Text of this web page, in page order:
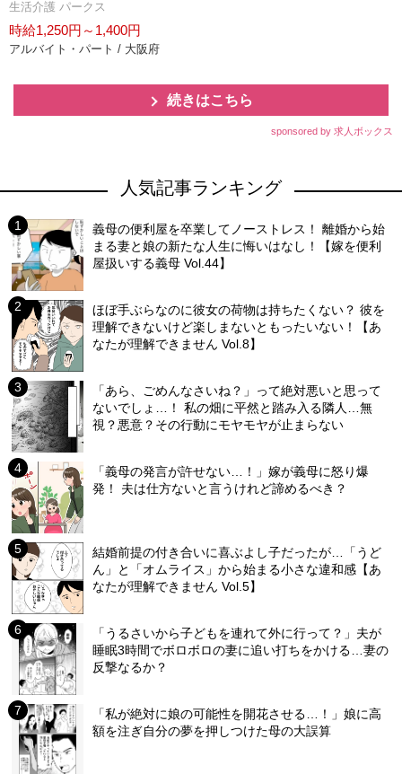
生活介護 パークス
時給1,250円～1,400円
アルバイト・パート / 大阪府
続きはこちら
sponsored by 求人ボックス
人気記事ランキング
義母の便利屋を卒業してノーストレス！ 離婚から始
まる妻と娘の新たな人生に悔いはなし！【嫁を便利
屋扱いする義母 Vol.44】
ほぼ手ぶらなのに彼女の荷物は持ちたくない？ 彼を
理解できないけど楽しまないともったいない！【あ
なたが理解できません Vol.8】
「あら、ごめんなさいね？」って絶対悪いと思って
ないでしょ…！ 私の畑に平然と踏み入る隣人…無
視？悪意？その行動にモヤモヤが止まらない
「義母の発言が許せない…！」嫁が義母に怒り爆
発！ 夫は仕方ないと言うけれど諦めるべき？
結婚前提の付き合いに喜ぶよし子だったが…「うど
ん」と「オムライス」から始まる小さな違和感【あ
なたが理解できません Vol.5】
「うるさいから子どもを連れて外に行って？」夫が
睡眠3時間でボロボロの妻に追い打ちをかける…妻の
反撃なるか？
「私が絶対に娘の可能性を開花させる…！」娘に高
額を注ぎ自分の夢を押しつけた母の大誤算